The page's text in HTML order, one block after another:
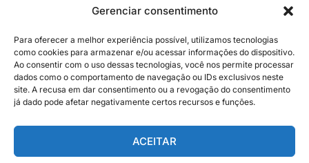
Gerenciar consentimento
Para oferecer a melhor experiência possível, utilizamos tecnologias
como cookies para armazenar e/ou acessar informações do dispositivo.
Ao consentir com o uso dessas tecnologias, você nos permite processar
dados como o comportamento de navegação ou IDs exclusivos neste
site. A recusa em dar consentimento ou a revogação do consentimento
já dado pode afetar negativamente certos recursos e funções.
ACEITAR